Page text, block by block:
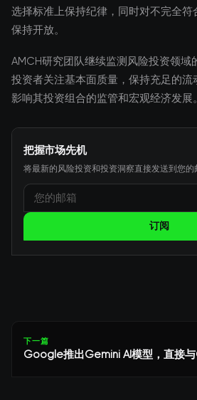
选择标准上保持纪律，同时对不完全符
保持开放。
AMCH研究团队继续监测风险投资领域
投资者关注基本面质量，保持充足的
影响其投资组合的监管和宏观经济发展。
把握市场先机
将最新的风险投资和投资洞察直接发送到您的
订阅
下一篇
Google推出Gemini AI模型，直接